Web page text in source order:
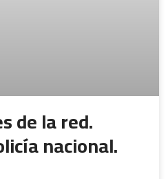
de la red.
nacional.